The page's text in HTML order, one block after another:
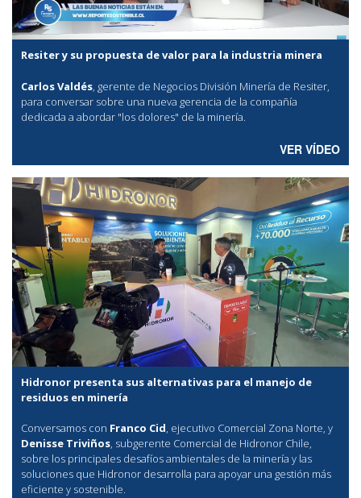
Resiter y su propuesta de valor para la industria minera
Carlos Valdés, gerente de Negocios División Minería de Resiter,
para conversar sobre una nueva gerencia de la compañía
dedicada a abordar "los dolores" de la minería.
VER VÍDEO
Hidronor presenta sus alternativas para el manejo de
residuos en minería
Conversamos con Franco Cid, ejecutivo Comercial Zona Norte, y
Denisse Triviños, subgerente Comercial de Hidronor Chile,
sobre los principales desafíos ambientales de la minería y las
soluciones que Hidronor desarrolla para apoyar una gestión más
eficiente y sostenible.